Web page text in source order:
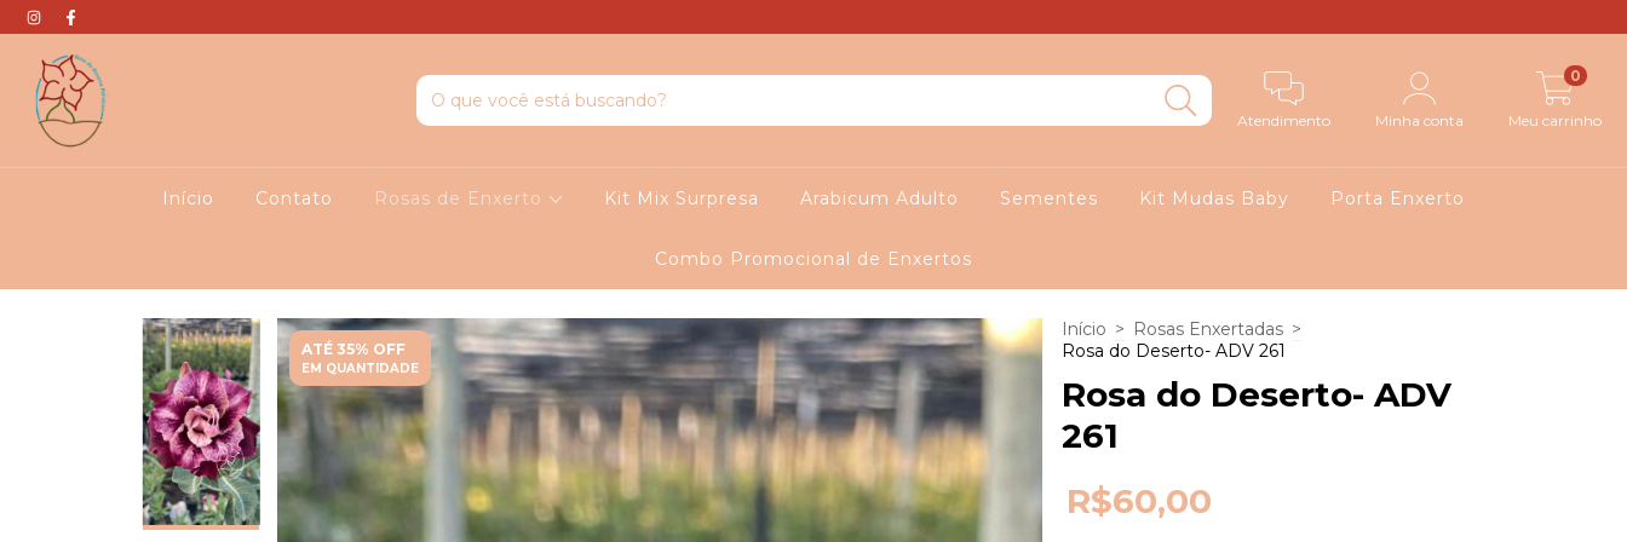
Atendimento Minha conta Meu carrinho
0
Início Contato Rosas de Enxerto Kit Mix Surpresa Arabicum Adulto Sementes Kit Mudas Baby Porta Enxerto
Combo Promocional de Enxertos
ATÉ 35% OFF
EM QUANTIDADE
Início > Rosas Enxertadas >
Rosa do Deserto- ADV 261
Rosa do Deserto- ADV
261
R$60,00